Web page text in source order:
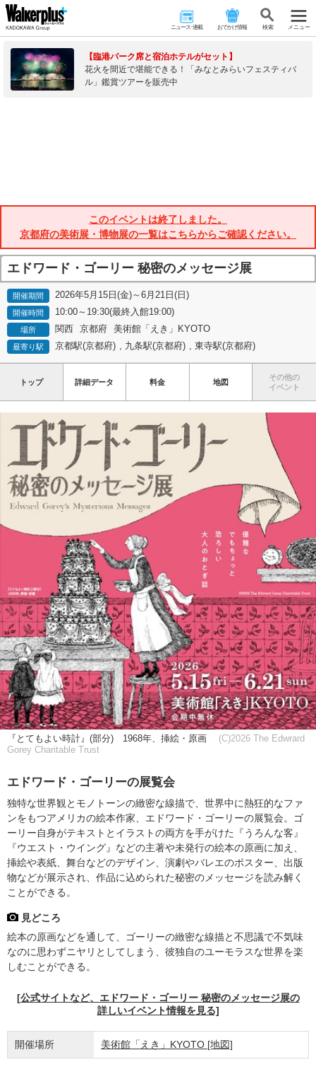
ニュース･連載 おでかけ情報 検 索 メニュー
【臨港パーク席と宿泊ホテルがセット】
花火を間近で堪能できる！「みなとみらいフェスティバ
ル」鑑賞ツアーを販売中
このイベントは終了しました。
京都府の美術展・博物展の一覧はこちらからご確認ください。
エドワード・ゴーリー 秘密のメッセージ展
開催期間 2026年5月15日(金)～6月21日(日)
開催時間 10:00～19:30(最終入館19:00)
場所 関西 京都府 美術館「えき」KYOTO
最寄り駅 京都駅(京都府) , 九条駅(京都府) , 東寺駅(京都府)
トップ 詳細データ 料金 地図
その他の
イベント
『とてもよい時計』(部分) 1968年、挿絵・原画
(C)2026 The Edwrard
Gorey Charitable Trust
エドワード・ゴーリーの展覧会
独特な世界観とモノトーンの緻密な線描で、世界中に熱狂的なファ
ンをもつアメリカの絵本作家、エドワード・ゴーリーの展覧会。ゴ
ーリー自身がテキストとイラストの両方を手がけた『うろんな客』
『ウエスト・ウイング』などの主著や未発行の絵本の原画に加え、
挿絵や表紙、舞台などのデザイン、演劇やバレエのポスター、出版
物などが展示され、作品に込められた秘密のメッセージを読み解く
ことができる。
見どころ
絵本の原画などを通して、ゴーリーの緻密な線描と不思議で不気味
なのに思わずニヤリとしてしまう、彼独自のユーモラスな世界を楽
しむことができる。
[公式サイトなど、エドワード・ゴーリー 秘密のメッセージ展の
詳しいイベント情報を見る]
開催場所 美術館「えき」KYOTO [地図]